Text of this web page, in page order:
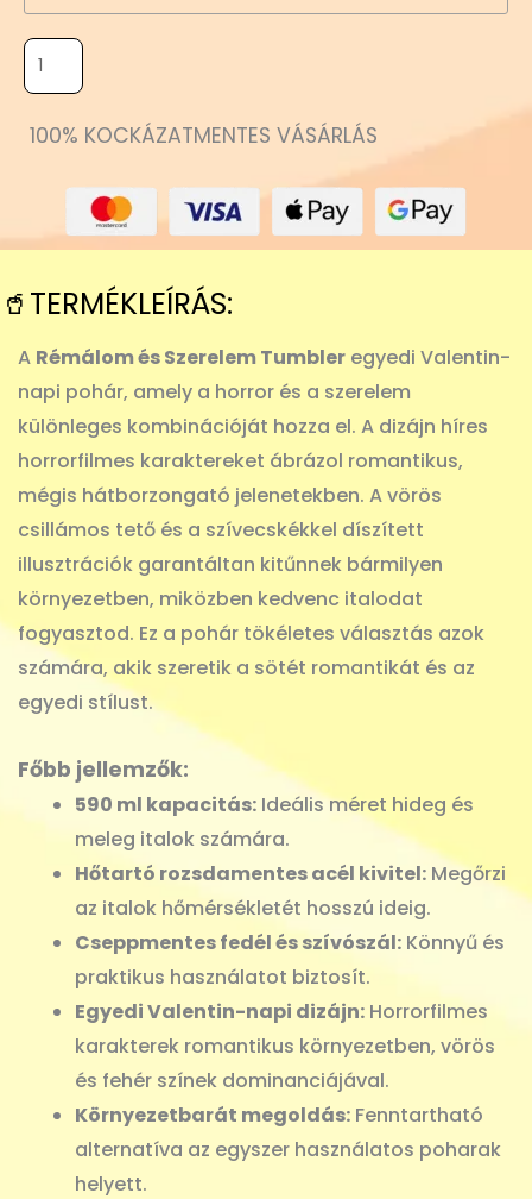
100% KOCKÁZATMENTES VÁSÁRLÁS
🥤TERMÉKLEÍRÁS:
A Rémálom és Szerelem Tumbler egyedi Valentin-
napi pohár, amely a horror és a szerelem
különleges kombinációját hozza el. A dizájn híres
horrorfilmes karaktereket ábrázol romantikus,
mégis hátborzongató jelenetekben. A vörös
csillámos tető és a szívecskékkel díszített
illusztrációk garantáltan kitűnnek bármilyen
környezetben, miközben kedvenc italodat
fogyasztod. Ez a pohár tökéletes választás azok
számára, akik szeretik a sötét romantikát és az
egyedi stílust.
Főbb jellemzők:
590 ml kapacitás: Ideális méret hideg és
meleg italok számára.
Hőtartó rozsdamentes acél kivitel: Megőrzi
az italok hőmérsékletét hosszú ideig.
Cseppmentes fedél és szívószál: Könnyű és
praktikus használatot biztosít.
Egyedi Valentin-napi dizájn: Horrorfilmes
karakterek romantikus környezetben, vörös
és fehér színek dominanciájával.
Környezetbarát megoldás: Fenntartható
alternatíva az egyszer használatos poharak
helyett.